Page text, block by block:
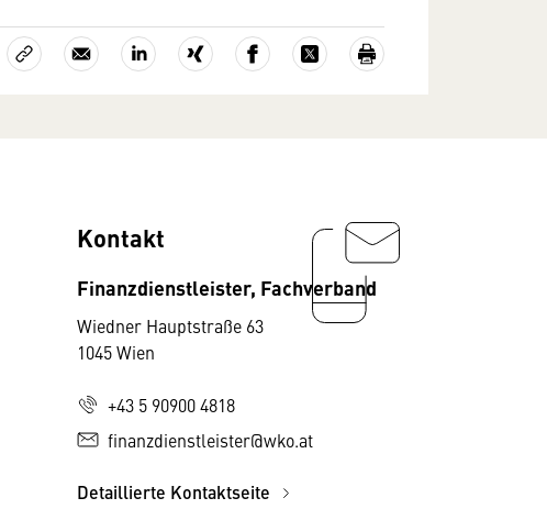
Kontakt
Finanzdienstleister, Fachverband
Wiedner Hauptstraße 63
1045 Wien
+43 5 90900 4818
finanzdienstleister@wko.at
Detaillierte Kontaktseite